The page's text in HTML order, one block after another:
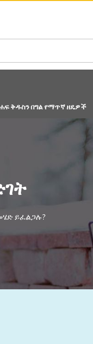
ቅዱስን በግል የማጥኛ ዘዴዎች
ይፈልጋሉ?